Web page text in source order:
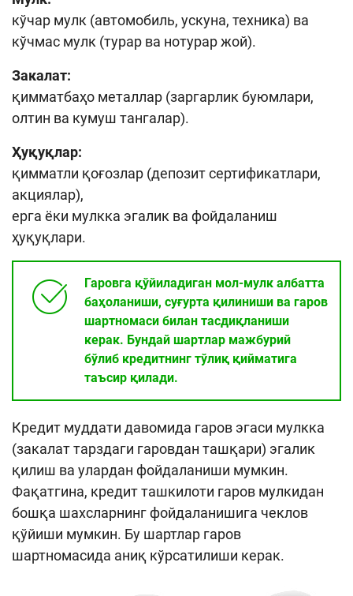
кўчар мулк (автомобиль, ускуна, техника) ва
кўчмас мулк (турар ва нотурар жой).
Закалат:
қимматбаҳо металлар (заргарлик буюмлари,
олтин ва кумуш тангалар).
Ҳуқуқлар:
қимматли қоғозлар (депозит сертификатлари,
акциялар),
ерга ёки мулкка эгалик ва фойдаланиш
ҳуқуқлари.
Гаровга қўйиладиган мол-мулк албатта
баҳоланиши, суғурта қилиниши ва гаров
шартномаси билан тасдиқланиши
керак. Бундай шартлар мажбурий
бўлиб кредитнинг тўлиқ қийматига
таъсир қилади.
Кредит муддати давомида гаров эгаси мулкка
(закалат тарздаги гаровдан ташқари) эгалик
қилиш ва улардан фойдаланиши мумкин.
Фақатгина, кредит ташкилоти гаров мулкидан
бошқа шахсларнинг фойдаланишига чеклов
қўйиши мумкин. Бу шартлар гаров
шартномасида аниқ кўрсатилиши керак.